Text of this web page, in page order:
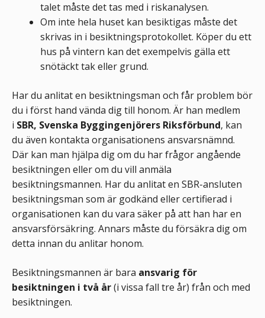
talet måste det tas med i riskanalysen.
Om inte hela huset kan besiktigas måste det
skrivas in i besiktningsprotokollet. Köper du ett
hus på vintern kan det exempelvis gälla ett
snötäckt tak eller grund.
Har du anlitat en besiktningsman och får problem bör
du i först hand vända dig till honom. Är han medlem
i SBR, Svenska Byggingenjörers Riksförbund, kan
du även kontakta organisationens ansvarsnämnd.
Där kan man hjälpa dig om du har frågor angående
besiktningen eller om du vill anmäla
besiktningsmannen. Har du anlitat en SBR-ansluten
besiktningsman som är godkänd eller certifierad i
organisationen kan du vara säker på att han har en
ansvarsförsäkring. Annars måste du försäkra dig om
detta innan du anlitar honom.
Besiktningsmannen är bara ansvarig för
besiktningen i två år(i vissa fall tre år) från och med
besiktningen.